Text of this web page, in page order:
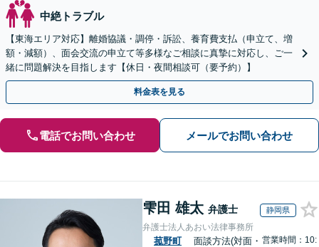
中絶トラブル
【東海エリア対応】離婚協議・調停・訴訟、養育費支払（申立て、増
額・減額）、面会交流の申立て等多様なご相談に真摯に対応し、ご一
緒に問題解決を目指します【休日・夜間相談可（要予約）】
料金表を見る
電話でお問い合わせ メールでお問い合わせ
雫田 雄太 弁護士 静岡県
弁護士法人あおい法律事務所
菰野町
面談方法(対面・ 営業時間：10: